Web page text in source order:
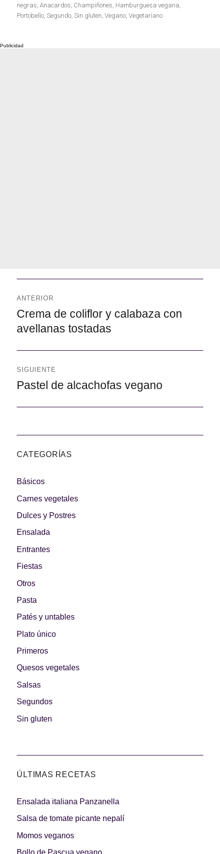
el
negras,Anacardos, Champiñones, Hamburguesa vegana,
Portobello,Segundo,Sin gluten,Vegano,Vegetariano
entradas
ANTERIOR
Anterior
Crema de coliflor y calabaza con
avellanas tostadas
SIGUIENTE
Siguiente
Pastel de alcachofas vegano
CATEGORÍAS
Básicos
Carnes vegetales
Dulces y Postres
Ensalada
Entrantes
Fiestas
Otros
Pasta
Patés y untables
Plato único
Primeros
Quesos vegetales
Salsas
Segundos
Sin gluten
ÚLTIMAS RECETAS
Ensalada italiana Panzanella
Salsa de tomate picante nepalí
Momos veganos
Bollo de Pascua vegano